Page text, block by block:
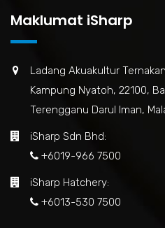
Maklumat iSharp
Ladang Akuakultur
Kampung Nyatoh, 22100,
Terengganu Darul Iman,
iSharp Sdn Bhd:
+6019-966 7500
iSharp Hatchery:
+6013-530 7500